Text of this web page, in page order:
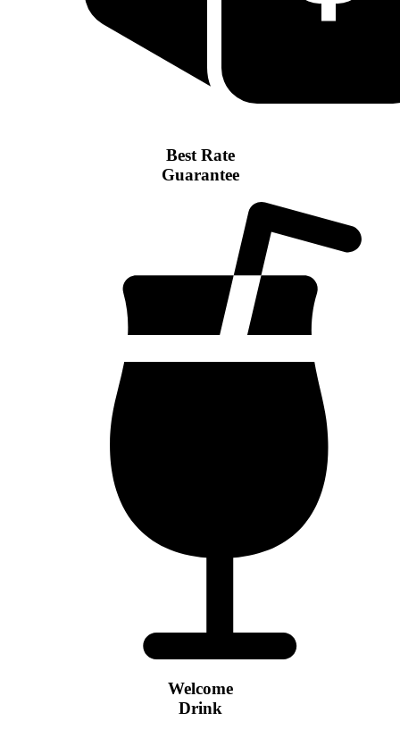
Best Rate
Guarantee
Welcome
Drink